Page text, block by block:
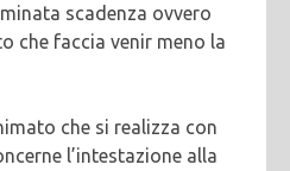
scadenza ovvero
che faccia venir meno la
che si realizza con
l’intestazione alla